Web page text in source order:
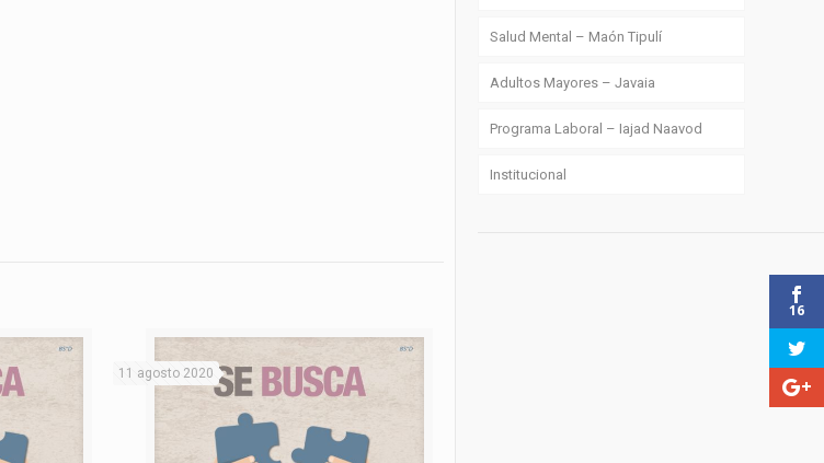
11 agosto 2020
Salud Mental – Maón Tipulí
Adultos Mayores – Javaia
Programa Laboral – Iajad Naavod
Institucional
16